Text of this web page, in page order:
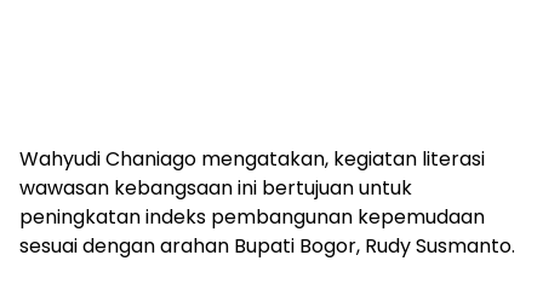
Wahyudi Chaniago mengatakan, kegiatan literasi
wawasan kebangsaan ini bertujuan untuk
peningkatan indeks pembangunan kepemudaan
sesuai dengan arahan Bupati Bogor, Rudy Susmanto.